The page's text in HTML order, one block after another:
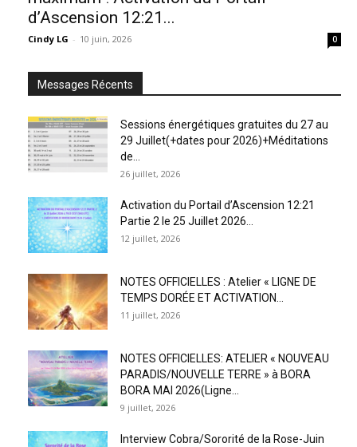
d’Ascension 12:21...
Cindy LG - 10 juin, 2026 0
Messages Récents
Sessions énergétiques gratuites du 27 au
29 Juillet(+dates pour 2026)+Méditations
de...
26 juillet, 2026
Activation du Portail d’Ascension 12:21
Partie 2 le 25 Juillet 2026...
12 juillet, 2026
NOTES OFFICIELLES : Atelier « LIGNE DE
TEMPS DORÉE ET ACTIVATION...
11 juillet, 2026
NOTES OFFICIELLES: ATELIER « NOUVEAU
PARADIS/NOUVELLE TERRE » à BORA
BORA MAI 2026(Ligne...
9 juillet, 2026
Interview Cobra/Sororité de la Rose-Juin